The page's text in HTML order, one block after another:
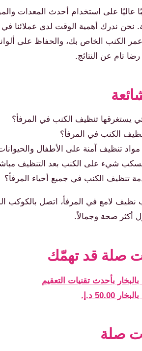
عاليًا على استخدام أحدث المعدات
نحن ندرك أهمية الوقت لدى عملائنا في
الكنب الخاص بك، والحفاظ على ألوانه
تام عن النتائج.
يستغرقها تنظيف الكنب في المرفأ؟
الكنب في المرفأ؟
تنظيف آمنة على الأطفال والحيوانات
انسكب شيء على الكنب بعد التنظيف
تنظيف الكنب في جميع أحياء المرفأ؟
لامع في المرفأ، اتصل بالكوكب
أكثر صحة وجمالاً.
صلة قد تهمّك
بأحدث تقنيات التعقيم
50.00 د.إ.
صلة